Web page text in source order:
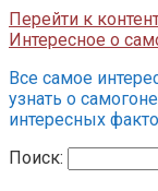
Перейти к
Интересное о
Все самое
узнать о
интересных
Поиск: